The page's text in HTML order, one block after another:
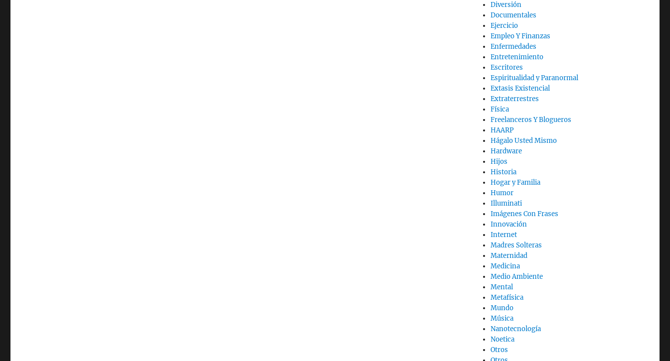
Diversión
Documentales
Ejercicio
Empleo Y Finanzas
Enfermedades
Entretenimiento
Escritores
Espiritualidad y Paranormal
Extasis Existencial
Extraterrestres
Física
Freelanceros Y Blogueros
HAARP
Hágalo Usted Mismo
Hardware
Hijos
Historia
Hogar y Familia
Humor
Illuminati
Imágenes Con Frases
Innovación
Internet
Madres Solteras
Maternidad
Medicina
Medio Ambiente
Mental
Metafísica
Mundo
Música
Nanotecnología
Noetica
Otros